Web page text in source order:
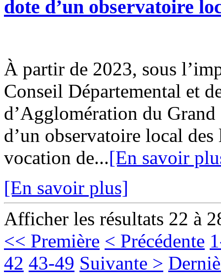
dote d’un observatoire
À partir de 2023, sous
Conseil Départemental et
d’Agglomération du
d’un observatoire local
vocation de...[En savoir
[En savoir plus]
Afficher les résultats 22 à
<< Première < Précédente
42 43-49 Suivante >